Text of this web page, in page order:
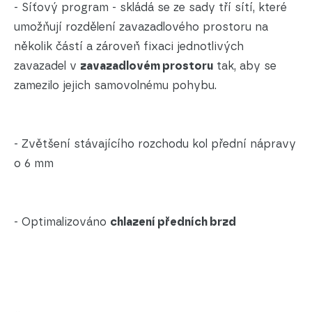
- Síťový program - skládá se ze sady tří sítí, které
umožňují rozdělení zavazadlového prostoru na
několik částí a zároveň fixaci jednotlivých
zavazadel v zavazadlovém prostoru tak, aby se
zamezilo jejich samovolnému pohybu.
- Zvětšení stávajícího rozchodu kol přední nápravy
o 6 mm
- Optimalizováno chlazení předních brzd